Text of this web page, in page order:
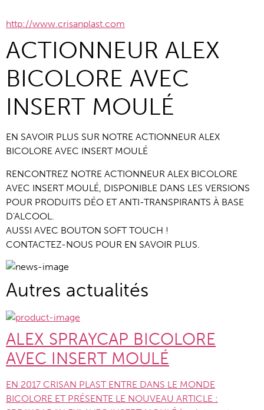
http://www.crisanplast.com
ACTIONNEUR ALEX
BICOLORE AVEC
INSERT MOULÉ
EN SAVOIR PLUS SUR NOTRE ACTIONNEUR ALEX
BICOLORE AVEC INSERT MOULÉ
RENCONTREZ NOTRE ACTIONNEUR ALEX BICOLORE
AVEC INSERT MOULÉ, DISPONIBLE DANS LES VERSIONS
POUR PRODUITS DÉO ET ANTI-TRANSPIRANTS À BASE
D'ALCOOL.
AUSSI AVEC BOUTON SOFT TOUCH !
CONTACTEZ-NOUS POUR EN SAVOIR PLUS.
Autres actualités
ALEX SPRAYCAP BICOLORE
AVEC INSERT MOULÉ
EN 2017 CRISAN PLAST ENTRE DANS LE MONDE
BICOLORE ET PRÉSENTE LE NOUVEAU ARTICLE :